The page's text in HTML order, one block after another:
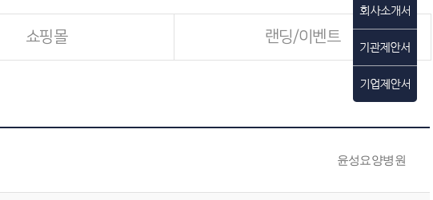
쇼핑몰 랜딩/이벤트
윤성요양병원